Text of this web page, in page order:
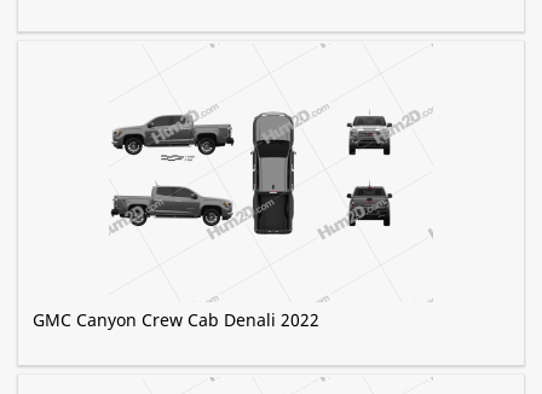
GMC Canyon Crew Cab Denali 2022